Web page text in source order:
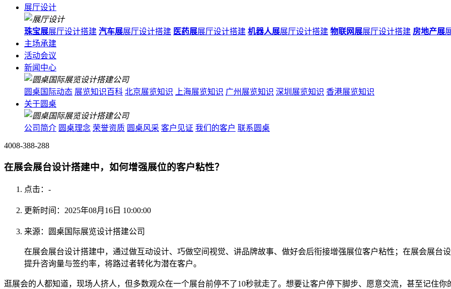
展厅设计
珠宝展展厅设计搭建 汽车展展厅设计搭建 医药展展厅设计搭建 机器人展展厅设计搭建 物联网展展厅设计搭建 房地产展
主场承建
活动会议
新闻中心
圆桌国际动态 展览知识百科 北京展览知识 上海展览知识 广州展览知识 深圳展览知识 香港展览知识
关于圆桌
公司简介 圆桌理念 荣誉资质 圆桌风采 客户见证 我们的客户 联系圆桌
4008-388-288
在展会展台设计搭建中，如何增强展位的客户粘性？
点击： -
更新时间：2025年08月16日 10:00:00
来源：圆桌国际展览设计搭建公司
在展会展台设计搭建中，通过做互动设计、巧做空间视觉、讲品牌故事、做好会后衔接增强展位客户粘性；在展会展台
提升咨询量与签约率，将路过者转化为潜在客户。
逛展会的人都知道，现场人挤人，但多数观众在一个展台前停不了10秒就走了。想要让客户停下脚步、愿意交流，甚至记住